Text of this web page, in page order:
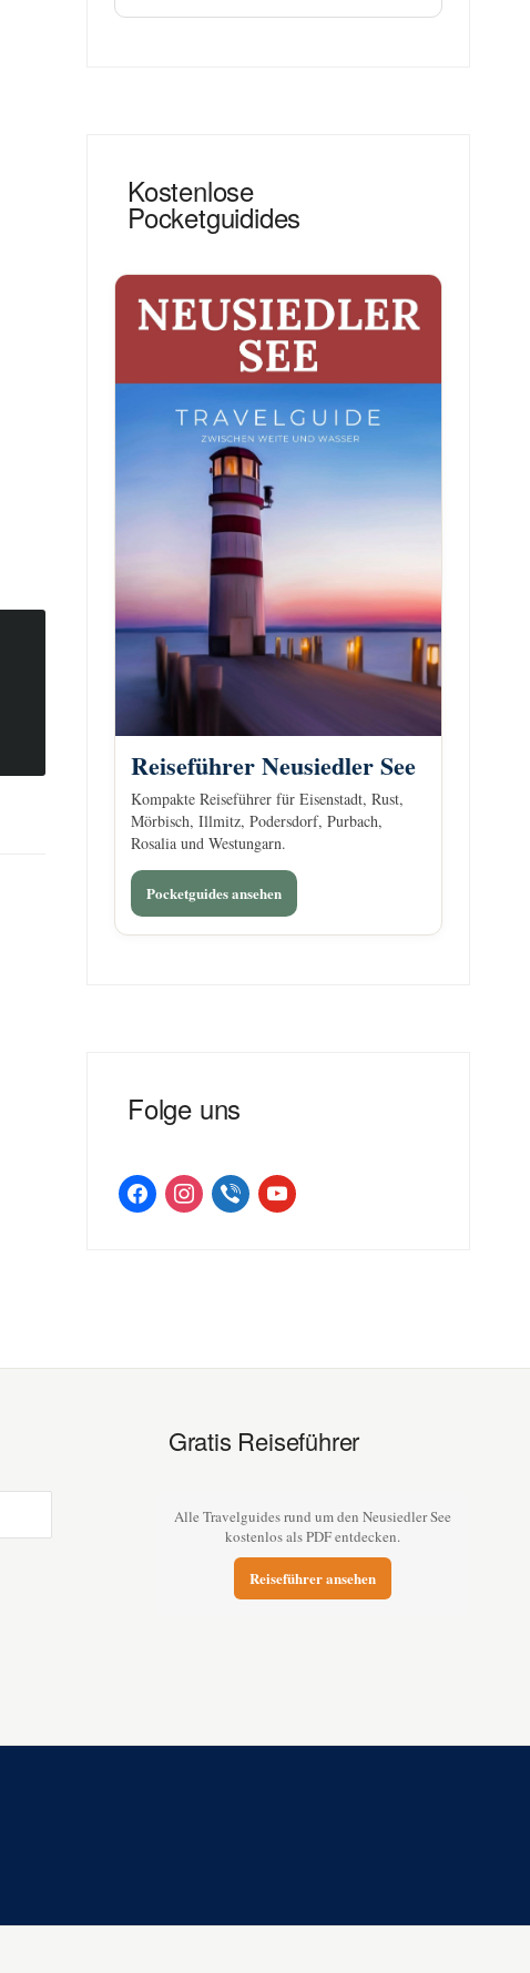
Kostenlose
Pocketguidides
Reiseführer Neusiedler See
Kompakte Reiseführer für Eisenstadt, Rust,
Mörbisch, Illmitz, Podersdorf, Purbach,
Rosalia und Westungarn.
Pocketguides ansehen
Folge uns
facebookinstagramviber youtube
Gratis Reiseführer
Alle Travelguides rund um den Neusiedler See
kostenlos als PDF entdecken.
Reiseführer ansehen